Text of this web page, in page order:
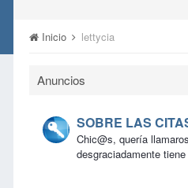
Inicio lettycia
Anuncios
SOBRE LAS
Chic@s, quería
desgraciadamente